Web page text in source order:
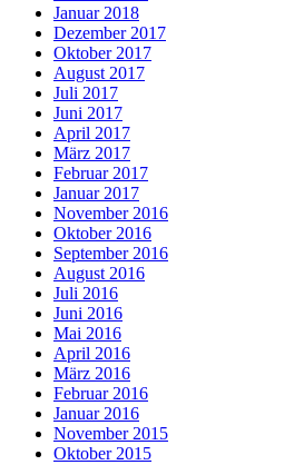
Januar 2018
Dezember 2017
Oktober 2017
August 2017
Juli 2017
Juni 2017
April 2017
März 2017
Februar 2017
Januar 2017
November 2016
Oktober 2016
September 2016
August 2016
Juli 2016
Juni 2016
Mai 2016
April 2016
März 2016
Februar 2016
Januar 2016
November 2015
Oktober 2015